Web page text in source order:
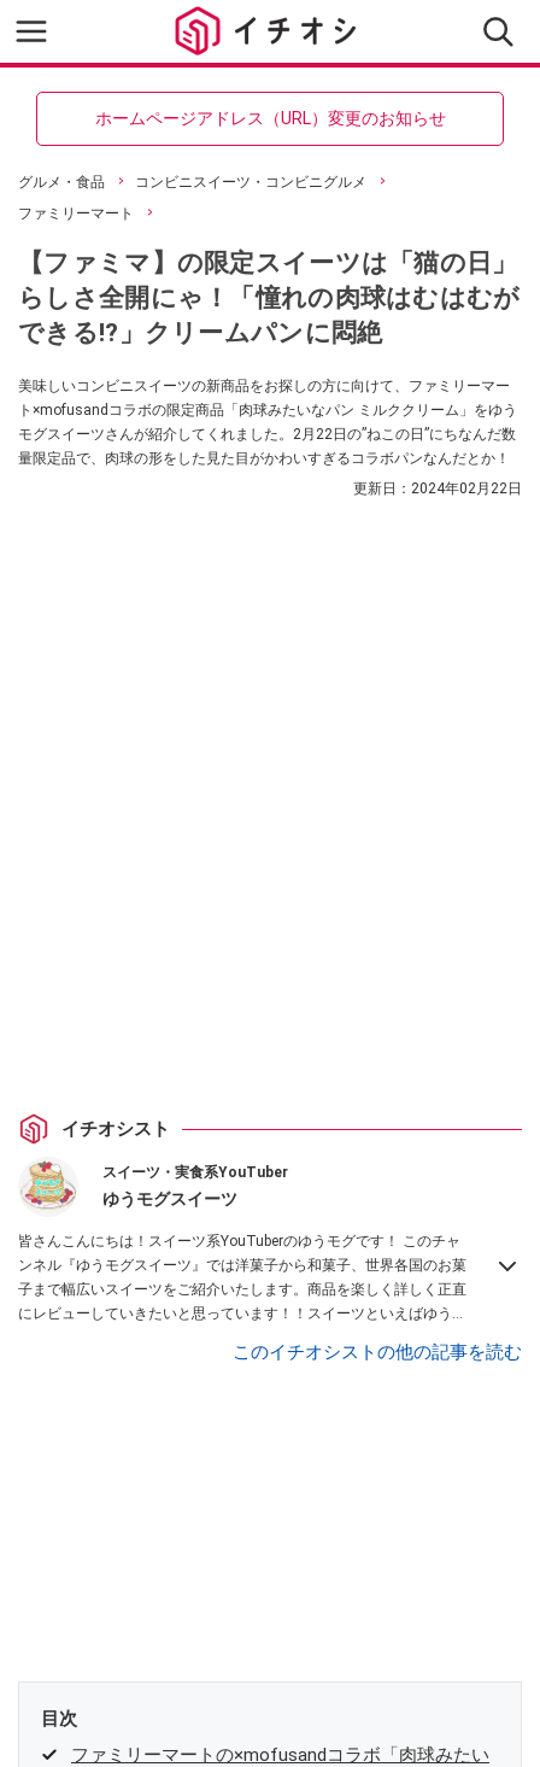
ホームページアドレス（URL）変更のお知らせ
グルメ・食品
コンビニスイーツ・コンビニグルメ
ファミリーマート
【ファミマ】の限定スイーツは「猫の日」
らしさ全開にゃ！「憧れの肉球はむはむが
できる!?」クリームパンに悶絶
美味しいコンビニスイーツの新商品をお探しの方に向けて、ファミリーマー
ト×mofusandコラボの限定商品「肉球みたいなパン ミルククリーム」をゆう
モグスイーツさんが紹介してくれました。2月22日の”ねこの日”にちなんだ数
量限定品で、肉球の形をした見た目がかわいすぎるコラボパンなんだとか！
更新日： 2024年02月22日
イチオシスト
スイーツ・実食系YouTuber
ゆうモグスイーツ
皆さんこんにちは！スイーツ系YouTuberのゆうモグです！ このチャ
ンネル『ゆうモグスイーツ』では洋菓子から和菓子、世界各国のお菓
子まで幅広いスイーツをご紹介いたします。商品を楽しく詳しく正直
にレビューしていきたいと思っています！！スイーツといえばゆうモ
Instagramはこちら。このイチオシストの他の記事を読む
目次
ファミリーマートの×mofusandコラボ「肉球みたい